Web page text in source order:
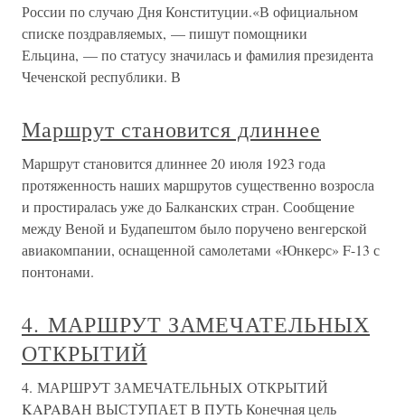
России по случаю Дня Конституции.«В официальном
списке поздравляемых, — пишут помощники
Ельцина, — по статусу значилась и фамилия президента
Чеченской республики. В
Маршрут становится длиннее
Маршрут становится длиннее 20 июля 1923 года
протяженность наших маршрутов существенно возросла
и простиралась уже до Балканских стран. Сообщение
между Веной и Будапештом было поручено венгерской
авиакомпании, оснащенной самолетами «Юнкерс» F-13 с
понтонами.
4. МАРШРУТ ЗАМЕЧАТЕЛЬНЫХ
ОТКРЫТИЙ
4. МАРШРУТ ЗАМЕЧАТЕЛЬНЫХ ОТКРЫТИЙ
KAPABAН ВЫСТУПАЕТ В ПУТЬ Конечная цель